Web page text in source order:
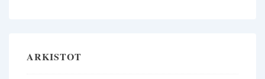
ARKISTOT